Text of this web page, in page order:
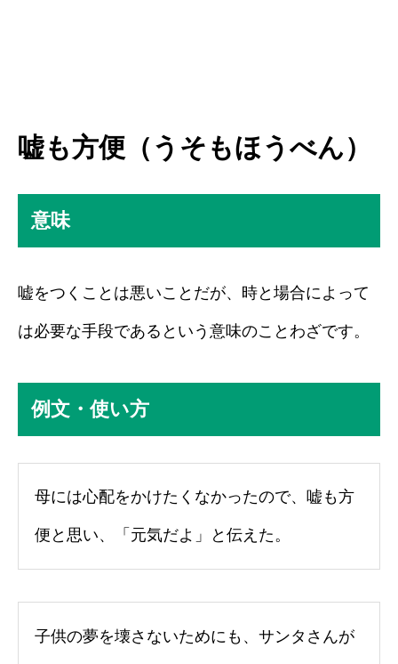
嘘も方便（うそもほうべん）
意味
嘘をつくことは悪いことだが、時と場合によって
は必要な手段であるという意味のことわざです。
例文・使い方
母には心配をかけたくなかったので、嘘も方
便と思い、「元気だよ」と伝えた。
子供の夢を壊さないためにも、サンタさんが